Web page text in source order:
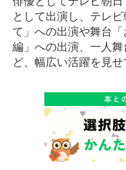
として出演し、テレ
て」への出演や舞台
編」への出演、一人
ど、幅広い活躍を見せ